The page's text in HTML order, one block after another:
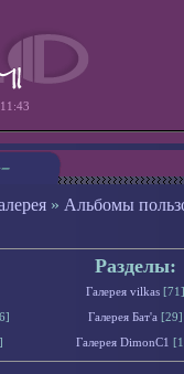
» Альбомы
Разделы:
Галерея vilkas [71]
Галерея Бат'а [29]
Галерея DimonС1